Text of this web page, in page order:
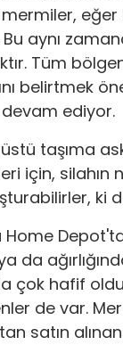
aynı
Tüm
belirtmek
ediyor.
taşıma
için, silahın
Home
da
çok hafif
de var.
satın